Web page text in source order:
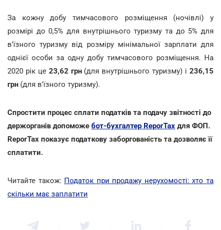
За кожну добу тимчасового розміщення (ночівлі) у
розмірі до 0,5% для внутрішнього туризму та до 5% для
в'їзного туризму від розміру мінімальної зарплати для
однієї особи за одну добу тимчасового розміщення. На
2020 рік це 23,62 грн(для внутрішнього туризму) і236,15
грн (для в'їзного туризму).
Спростити процес сплати податків та подачу звітності до
держорганів допоможе бот-бухгалтер ReporTax для ФОП.
ReporTax показує податкову заборгованість та дозволяє її
cплатити.
Читайте також: Податок при продажу нерухомості: хто та
скільки має заплатити